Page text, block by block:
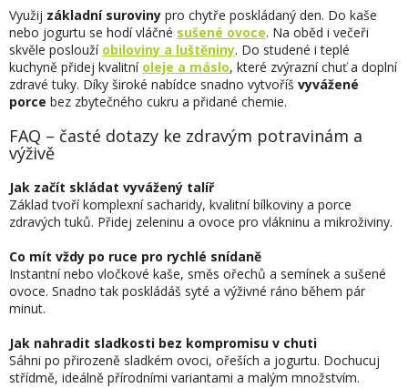
a
c
í
p
r
v
y
p
i
s
v
á
n
í
Využij základní suroviny pro chytře poskládaný den. Do kaše
nebo jogurtu se hodí vláčné sušené ovoce. Na oběd i večeři
skvěle poslouží obiloviny a luštěniny. Do studené i teplé
kuchyně přidej kvalitní oleje a máslo, které zvýrazní chuť a doplní
zdravé tuky. Díky široké nabídce snadno vytvoříš vyvážené
porce bez zbytečného cukru a přidané chemie.
FAQ – časté dotazy ke zdravým potravinám a
výživě
Jak začít skládat vyvážený talíř
Základ tvoří komplexní sacharidy, kvalitní bílkoviny a porce
zdravých tuků. Přidej zeleninu a ovoce pro vlákninu a mikroživiny.
Co mít vždy po ruce pro rychlé snídaně
Instantní nebo vločkové kaše, směs ořechů a semínek a sušené
ovoce. Snadno tak poskládáš syté a výživné ráno během pár
minut.
Jak nahradit sladkosti bez kompromisu v chuti
Sáhni po přirozeně sladkém ovoci, ořeších a jogurtu. Dochucuj
střídmě, ideálně přírodními variantami a malým množstvím.